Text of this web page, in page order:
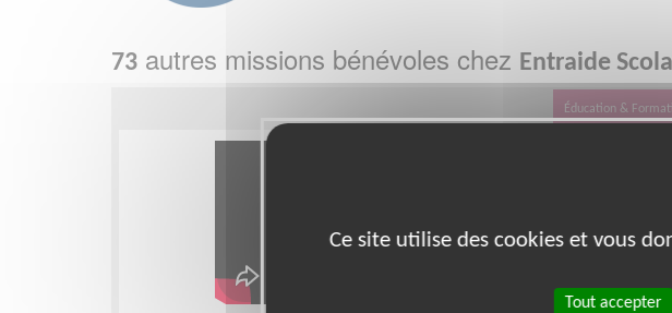
73 autres missions bénévoles chez Entraide
Éducation &
Ce site utilise des cookies et vous
Tout accepter